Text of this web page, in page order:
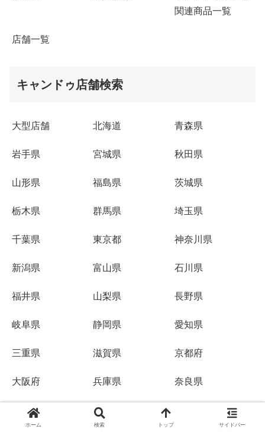
関連商品一覧
店舗一覧
キャンドゥ店舗検索
大型店舗 北海道 青森県
岩手県 宮城県 秋田県
山形県 福島県 茨城県
栃木県 群馬県 埼玉県
千葉県 東京都 神奈川県
新潟県 富山県 石川県
福井県 山梨県 長野県
岐阜県 静岡県 愛知県
三重県 滋賀県 京都府
大阪府 兵庫県 奈良県
和歌山県 鳥取県
ホーム 検索 トップ サイドバー